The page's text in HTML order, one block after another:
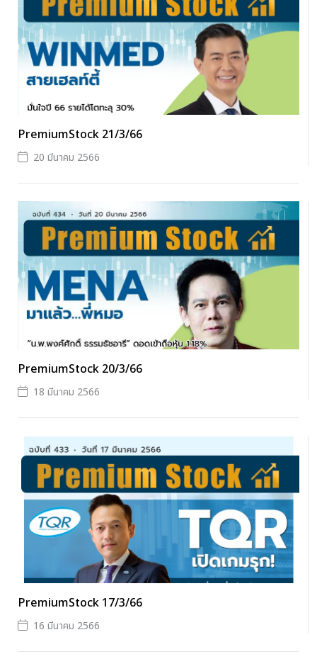
PremiumStock 21/3/66
20 มีนาคม 2566
PremiumStock 20/3/66
18 มีนาคม 2566
PremiumStock 17/3/66
16 มีนาคม 2566